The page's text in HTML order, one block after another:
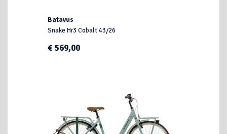
Batavus
Snake Hr3 Cobalt 43/26
€ 569,00